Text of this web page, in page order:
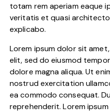
totam rem aperiam eaque
veritatis et quasi
explicabo.
Lorem ipsum dolor sit
elit, sed do eiusmod
dolore magna aliqua. Ut
nostrud exercitation
ea commodo consequat.
reprehenderit. Lorem